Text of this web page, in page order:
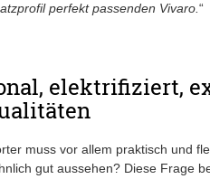
perfekt passenden Vivaro. “
elektrifiziert,
muss vor allem praktisch und
gut aussehen? Diese Frage